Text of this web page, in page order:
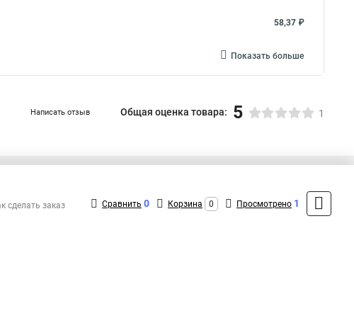
58,37 ₽
Показать больше
Написать отзыв Общая оценка товара: 5 1
+7 (495) 432-41-41
MAX: +7 (936) 132-34-54
сделать заказ Сравнить 0 Корзина 0 Просмотрено 1